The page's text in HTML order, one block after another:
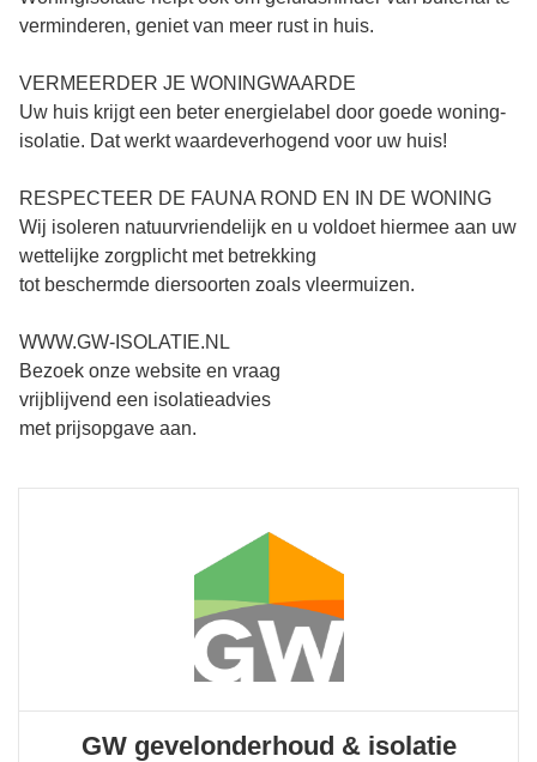
verminderen, geniet van meer rust in huis.
VERMEERDER JE WONINGWAARDE
Uw huis krijgt een beter energielabel door goede woning‑
isolatie. Dat werkt waardeverhogend voor uw huis!
RESPECTEER DE FAUNA ROND EN IN DE WONING
Wij isoleren natuurvriendelijk en u voldoet hiermee aan uw
wettelijke zorgplicht met betrekking
tot beschermde diersoorten zoals vleermuizen.
WWW.GW-ISOLATIE.NL
Bezoek onze website en vraag
vrijblijvend een isolatieadvies
met prijsopgave aan.
GW gevelonderhoud & isolatie